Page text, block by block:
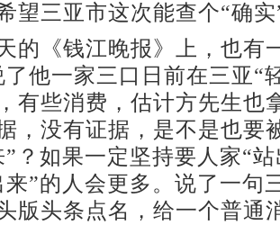
望三亚市这次能查个“确实
《钱江晚报》上，也有
了他一家三口日前在三亚“
有些消费，估计方先生也
，没有证据，是不是也要
”？如果一定坚持要人家“
来”的人会更多。说了一句
版头条点名，给一个普通